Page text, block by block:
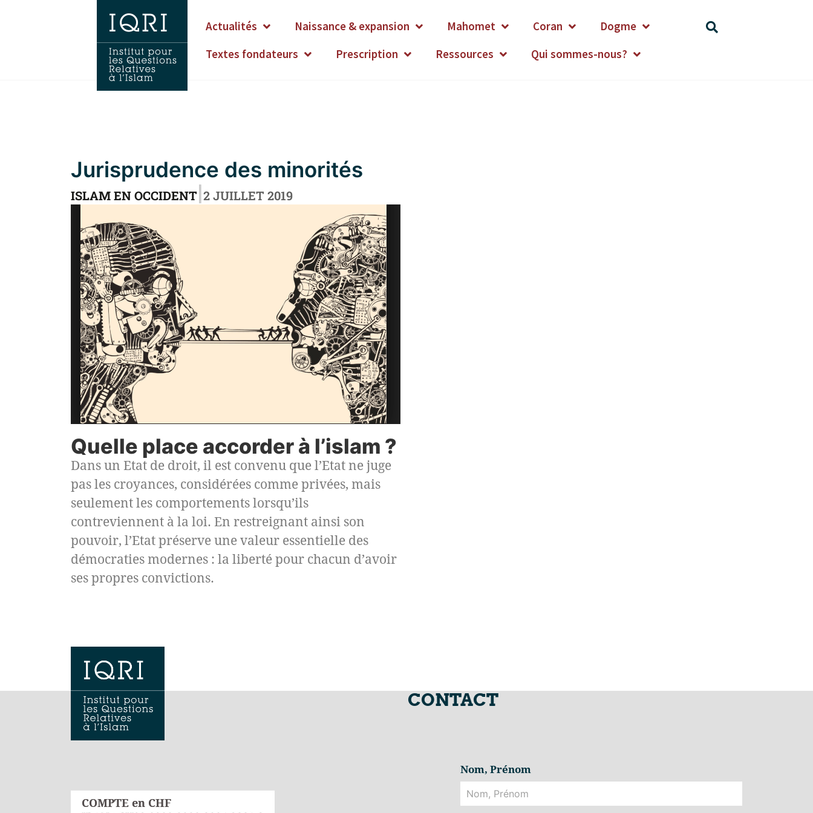
Actualités Naissance & expansion Mahomet Coran
Dogme
Textes fondateurs
Prescription Ressources Qui sommes-nous?
Jurisprudence des minorités
ISLAM EN OCCIDENT 2 JUILLET 2019
Quelle place accorder à l’islam ?
Dans un Etat de droit, il est convenu que l’Etat ne juge
pas les croyances, considérées comme privées, mais
seulement les comportements lorsqu’ils
contreviennent à la loi. En restreignant ainsi son
pouvoir, l’Etat préserve une valeur essentielle des
démocraties modernes : la liberté pour chacun d’avoir
ses propres convictions.
CONTACT
COMPTE en CHF
Nom, Prénom